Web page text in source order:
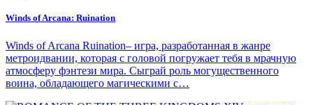
Winds of Arcana: Ruination
Winds of Arcana Ruination– игра, разработанная в жанре
метроидвании, которая с головой погружает тебя в мрачную
атмосферу фэнтези мира. Сыграй роль могущественного
воина, обладающего магическими с…